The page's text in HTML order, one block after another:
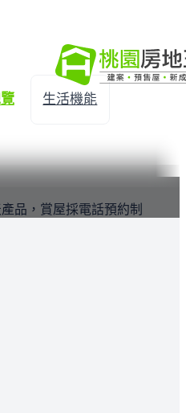
生活機能
品，賞屋採電話預約制